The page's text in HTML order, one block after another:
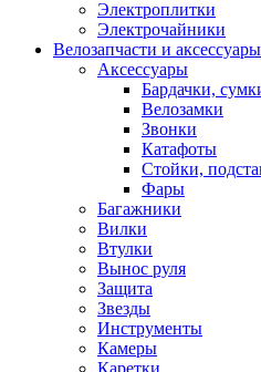
Электроплитки
Электрочайники
Велозапчасти и аксессуары
Аксессуары
Бардачки,
Велозамки
Звонки
Катафоты
Стойки,
Фары
Багажники
Вилки
Втулки
Вынос руля
Защита
Звезды
Инструменты
Камеры
Каретки